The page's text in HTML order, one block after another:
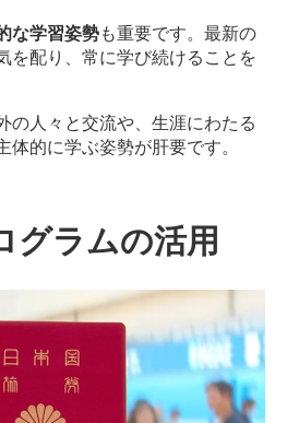
な学習姿勢も重要です。最新の
を配り、常に学び続けることを
の人々と交流や、生涯にわたる
的に学ぶ姿勢が肝要です。
グラムの活用